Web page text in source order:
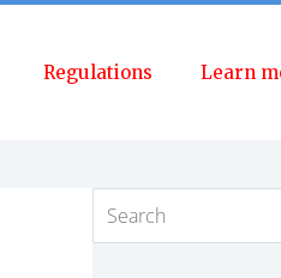
Regulations Learn